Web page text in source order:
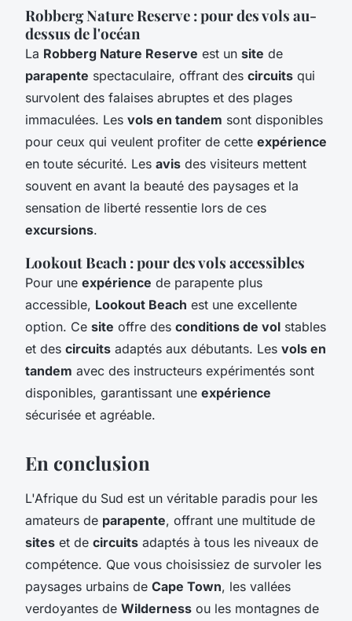
Robberg Nature Reserve : pour des vols au-
dessus de l'océan
La Robberg Nature Reserve est un site de
parapente spectaculaire, offrant des circuits qui
survolent des falaises abruptes et des plages
immaculées. Les vols en tandem sont disponibles
pour ceux qui veulent profiter de cette expérience
en toute sécurité. Les avis des visiteurs mettent
souvent en avant la beauté des paysages et la
sensation de liberté ressentie lors de ces
excursions.
Lookout Beach : pour des vols accessibles
Pour une expérience de parapente plus
accessible, Lookout Beach est une excellente
option. Ce site offre des conditions de vol stables
et des circuits adaptés aux débutants. Les vols en
tandem avec des instructeurs expérimentés sont
disponibles, garantissant une expérience
sécurisée et agréable.
En conclusion
L'Afrique du Sud est un véritable paradis pour les
amateurs de parapente, offrant une multitude de
sites et de circuits adaptés à tous les niveaux de
compétence. Que vous choisissiez de survoler les
paysages urbains de Cape Town, les vallées
verdoyantes de Wilderness ou les montagnes de